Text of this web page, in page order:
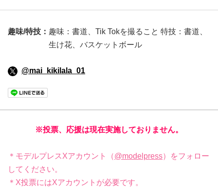
趣味/特技： 趣味：書道、Tik Tokを撮ること 特技：書道、
生け花、バスケットボール
@mai_kikilala_01
※投票、応援は現在実施しておりません。
＊モデルプレスXアカウント（@modelpress）をフォロー
してください。
＊X投票にはXアカウントが必要です。